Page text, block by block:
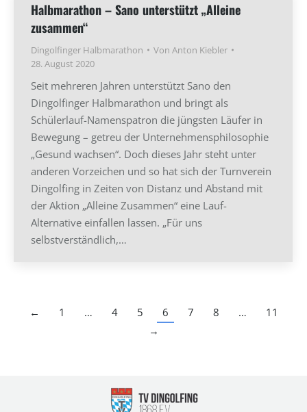
Halbmarathon – Sano unterstützt „Alleine
zusammen“
Dingolfinger Halbmarathon Von Anton Kiebler
28. August 2020
Seit mehreren Jahren unterstützt Sano den
Dingolfinger Halbmarathon und bringt als
Schülerlauf-Namenspatron die jüngsten Läufer in
Bewegung – getreu der Unternehmensphilosophie
„Gesund wachsen“. Doch dieses Jahr steht unter
anderen Vorzeichen und so hat sich der Turnverein
Dingolfing in Zeiten von Distanz und Abstand mit
der Aktion „Alleine Zusammen“ eine Lauf-
Alternative einfallen lassen. „Für uns
selbstverständlich,…
← 1 … 4 5 6 7 8 …
11
→